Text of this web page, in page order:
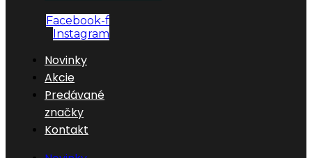
Facebook-f
Instagram
Novinky
Akcie
Predávané
značky
Kontakt